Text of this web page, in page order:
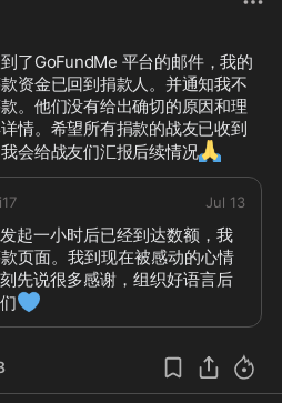
了GoFundMe 平台的邮件，我的
资金已回到捐款人。并通知我不
。他们没有给出确切的原因和理
情。希望所有捐款的战友已收到
会给战友们汇报后续情况🙏
Jul 13
起一小时后已经到达数额，我
页面。我到现在被感动的心情
先说很多感谢，组织好语言后
💙